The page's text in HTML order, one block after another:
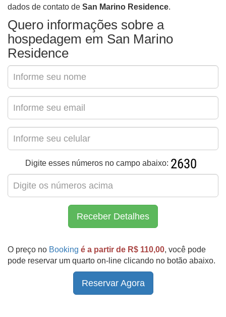
dados de contato de San Marino Residence.
Quero informações sobre a
hospedagem em San Marino
Residence
Digite esses números no campo abaixo:
Receber Detalhes
O preço no Booking é a partir de R$ 110,00, você pode
pode reservar um quarto on-line clicando no botão abaixo.
Reservar Agora